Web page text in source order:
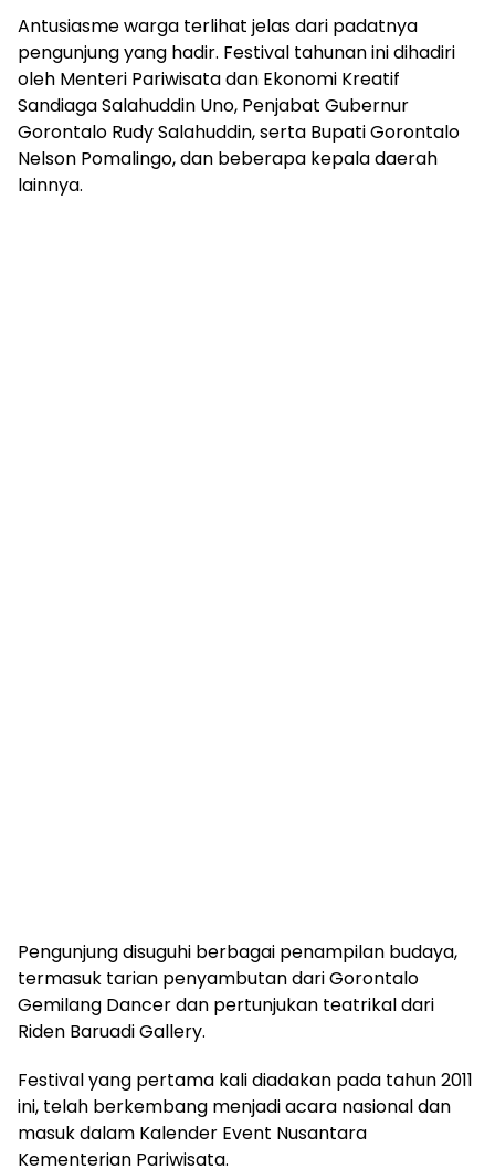
Antusiasme warga terlihat jelas dari padatnya
pengunjung yang hadir. Festival tahunan ini dihadiri
oleh Menteri Pariwisata dan Ekonomi Kreatif
Sandiaga Salahuddin Uno, Penjabat Gubernur
Gorontalo Rudy Salahuddin, serta Bupati Gorontalo
Nelson Pomalingo, dan beberapa kepala daerah
lainnya.
Pengunjung disuguhi berbagai penampilan budaya,
termasuk tarian penyambutan dari Gorontalo
Gemilang Dancer dan pertunjukan teatrikal dari
Riden Baruadi Gallery.
Festival yang pertama kali diadakan pada tahun 2011
ini, telah berkembang menjadi acara nasional dan
masuk dalam Kalender Event Nusantara
Kementerian Pariwisata.